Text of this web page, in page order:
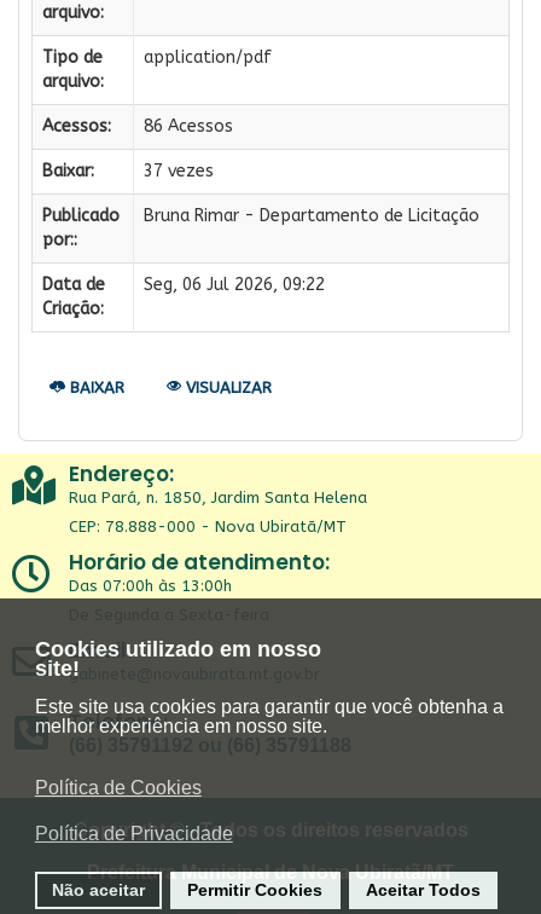
Cookies utilizado em nosso
site!
Este site usa cookies para garantir que você obtenha a
melhor experiência em nosso site.
Política de Cookies
Política de Privacidade
Não aceitar Permitir Cookies Aceitar Todos
arquivo:
Tipo de
arquivo:
application/pdf
Acessos: 86 Acessos
Baixar: 37 vezes
Publicado
por::
Bruna Rimar - Departamento de Licitação
Data de
Criação:
Seg, 06 Jul 2026, 09:22
BAIXAR VISUALIZAR
Endereço:
Rua Pará, n. 1850, Jardim Santa Helena
CEP: 78.888-000 - Nova Ubiratã/MT
Horário de atendimento:
Das 07:00h às 13:00h
De Segunda a Sexta-feira
Email:
gabinete@novaubirata.mt.gov.br
Telefone:
(66) 35791192 ou (66) 35791188
Copyright © - Todos os direitos reservados
Prefeitura Municipal de Nova Ubiratã/MT